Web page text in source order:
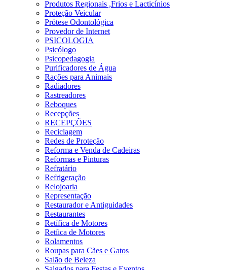
Produtos Regionais ,Frios e Lacticínios
Proteção Veicular
Prótese Odontológica
Provedor de Internet
PSICOLOGIA
Psicólogo
Psicopedagogia
Purificadores de Água
Rações para Animais
Radiadores
Rastreadores
Reboques
Recepções
RECEPÇÕES
Reciclagem
Redes de Proteção
Reforma e Venda de Cadeiras
Reformas e Pinturas
Refratário
Refrigeração
Relojoaria
Representação
Restaurador e Antiguidades
Restaurantes
Retífica de Motores
Retíica de Motores
Rolamentos
Roupas para Cães e Gatos
Salão de Beleza